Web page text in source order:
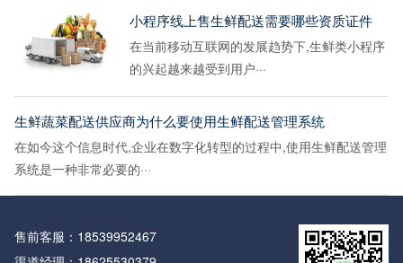
小程序线上售生鲜配送需要哪些资质证件
在当前移动互联网的发展趋势下,生鲜类小程序
的兴起越来越受到用户···
生鲜蔬菜配送供应商为什么要使用生鲜配送管理系统
在如今这个信息时代,企业在数字化转型的过程中,使用生鲜配送管理
系统是一种非常必要的···
售前客服： 18539952467